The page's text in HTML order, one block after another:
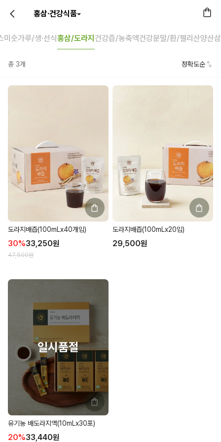
홍삼·건강식품
미숫가루/생·선식홍삼/도라지 건강즙/농축액건강분말/환/젤리 산양산삼
총 3개 정확도순
도라지배즙(100mLx40개입)
30%33,250원
47,500원
도라지배즙(100mLx20입)
29,500원
유기농 배도라지액(10mLx30포)
20%33,440원